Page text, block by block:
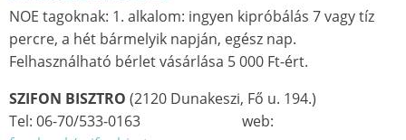
NOE tagoknak: 1. alkalom: ingyen kipróbálás 7 vagy tíz
percre, a hét bármelyik napján, egész nap.
Felhasználható bérlet vásárlása 5 000 Ft-ért.
SZIFON BISZTRO (2120 Dunakeszi, Fő u. 194.)
Tel: 06-70/533-0163 web: